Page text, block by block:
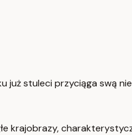
już stuleci przyciąga swą
krajobrazy,